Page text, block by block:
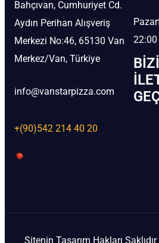
Bahçıvan, Cumhuriyet Cd.
Aydın Perihan Alışveriş
Merkezi No:46, 65130 Van
Merkez/Van, Türkiye
info@vanstarpizza.com
+(90)542 214 40 20
22:00
Sitenin Tasarım Hakları